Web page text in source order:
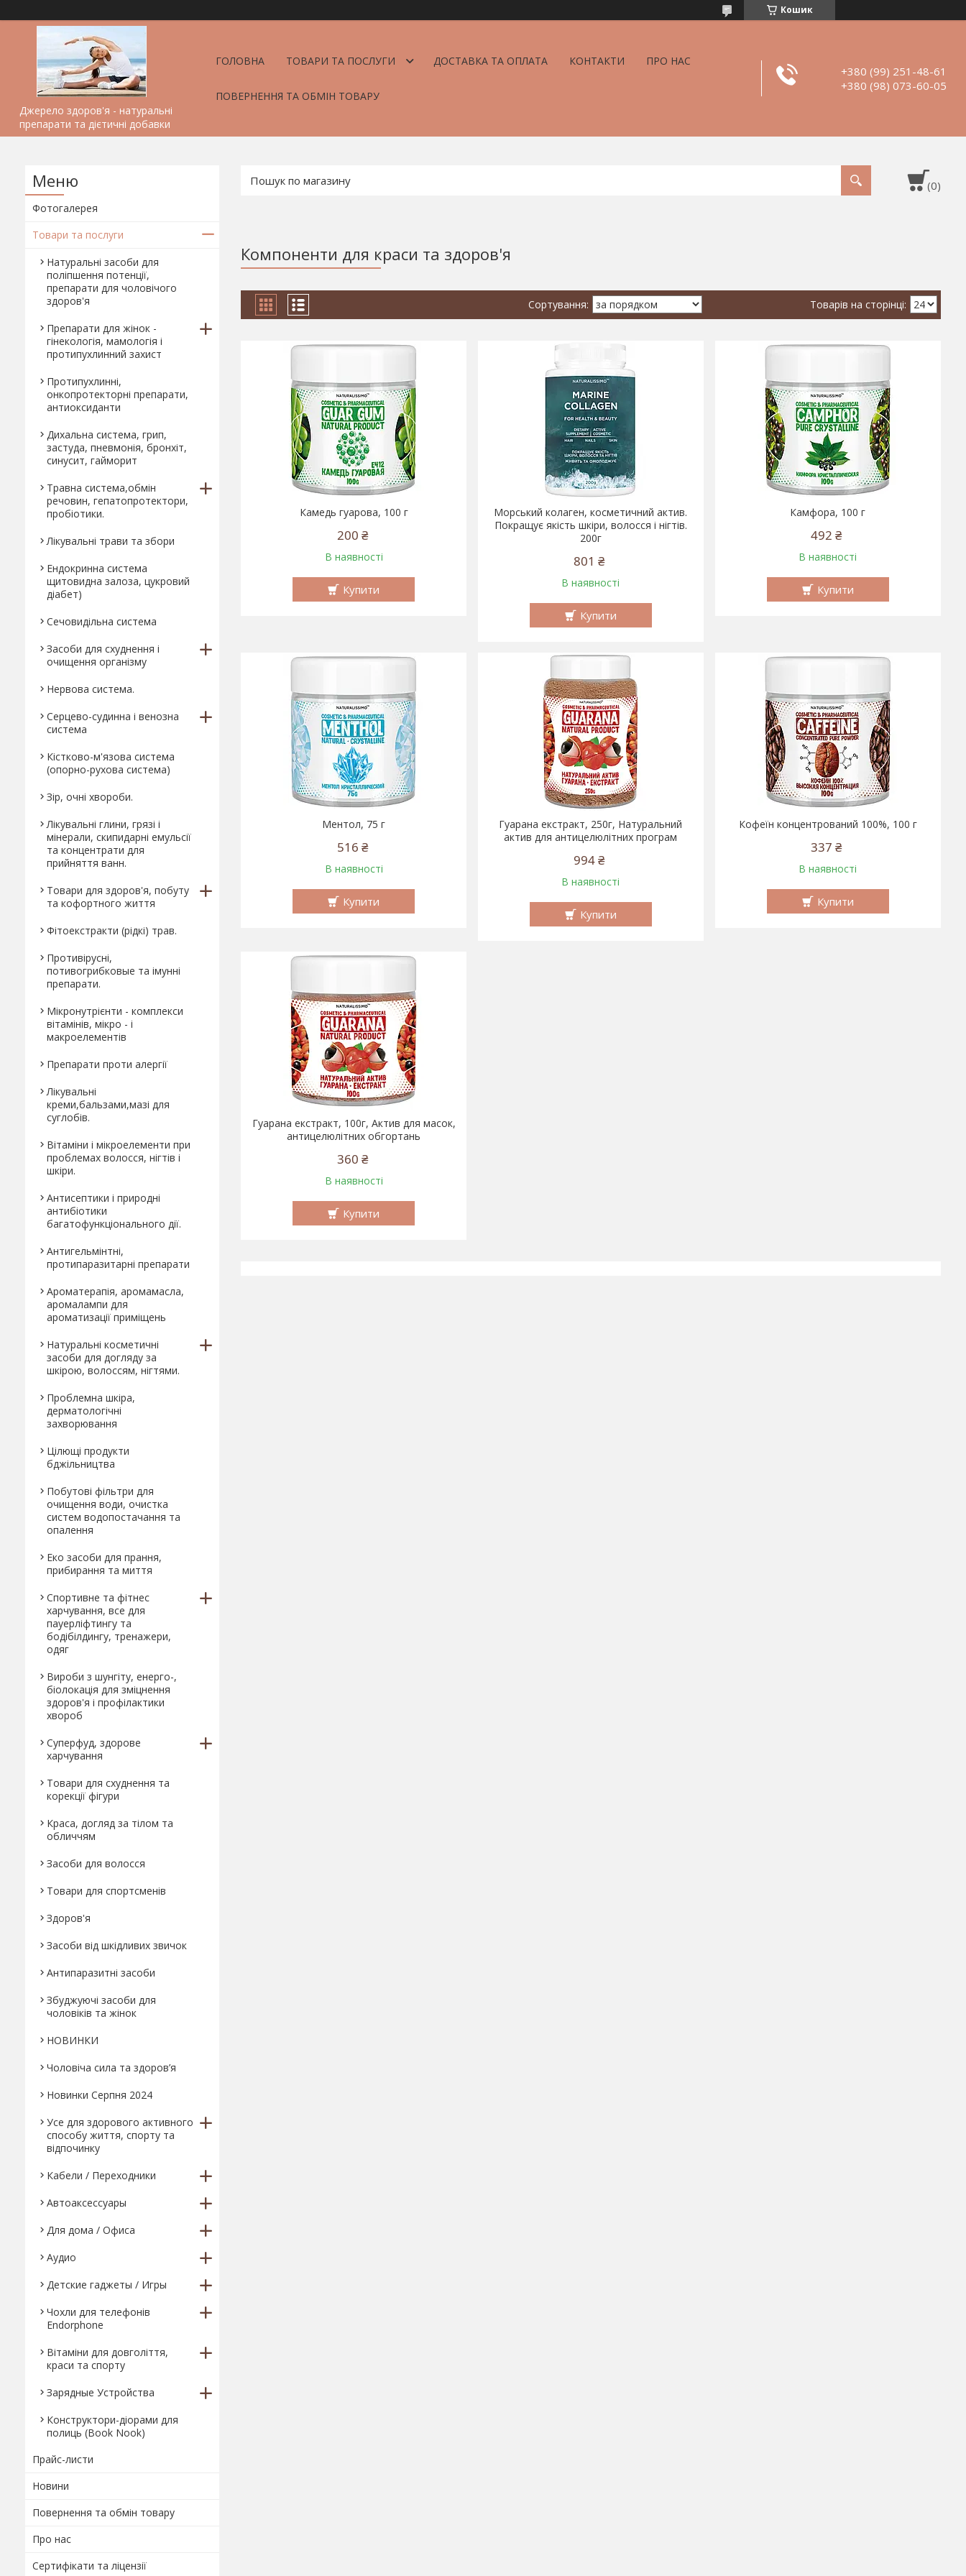
Кошик
Джерело здоров'я - натуральні
препарати та дієтичні добавки
ГОЛОВНА ТОВАРИ ТА ПОСЛУГИ ДОСТАВКА ТА ОПЛАТА КОНТАКТИ ПРО НАС
ПОВЕРНЕННЯ ТА ОБМІН ТОВАРУ
+380 (99) 251-48-61
+380 (98) 073-60-05
Компоненти для краси та здоров'я
Камедь гуарова, 100 г
200 ₴
В наявності
Купити
Морський колаген, косметичний актив.
Покращує якість шкіри, волосся і нігтів.
200г
801 ₴
В наявності
Купити
Камфора, 100 г
492 ₴
В наявності
Купити
Ментол, 75 г
516 ₴
В наявності
Купити
Гуарана екстракт, 250г, Натуральний
актив для антицелюлітних програм
994 ₴
В наявності
Купити
Кофеїн концентрований 100%, 100 г
337 ₴
В наявності
Купити
Гуарана екстракт, 100г, Актив для масок,
антицелюлітних обгортань
360 ₴
В наявності
Купити
Фотогалерея
Товари та послуги
Натуральні засоби для
поліпшення потенції,
препарати для чоловічого
здоров'я
Препарати для жінок -
гінекологія, мамологія і
протипухлинний захист
Протипухлинні,
онкопротекторні препарати,
антиоксиданти
Дихальна система, грип,
застуда, пневмонія, бронхіт,
синусит, гайморит
Травна система,обмін
речовин, гепатопротектори,
пробіотики.
Лікувальні трави та збори
Ендокринна система
щитовидна залоза, цукровий
діабет)
Сечовидільна система
Засоби для схуднення і
очищення організму
Нервова система.
Серцево-судинна і венозна
система
Кістково-м'язова система
(опорно-рухова система)
Зір, очні хвороби.
Лікувальні глини, грязі і
мінерали, скипидарні емульсії
та концентрати для
прийняття ванн.
Товари для здоров'я, побуту
та кофортного життя
Фітоекстракти (рідкі) трав.
Противірусні,
потивогрибковые та імунні
препарати.
Мікронутрієнти - комплекси
вітамінів, мікро - і
макроелементів
Препарати проти алергії
Лікувальні
креми,бальзами,мазі для
суглобів.
Вітаміни і мікроелементи при
проблемах волосся, нігтів і
шкіри.
Антисептики і природні
антибіотики
багатофункціонального дії.
Антигельмінтні,
протипаразитарні препарати
Ароматерапія, аромамасла,
аромалампи для
ароматизації приміщень
Натуральні косметичні
засоби для догляду за
шкірою, волоссям, нігтями.
Проблемна шкіра,
дерматологічні
захворювання
Цілющі продукти
бджільництва
Побутові фільтри для
очищення води, очистка
систем водопостачання та
опалення
Еко засоби для прання,
прибирання та миття
Спортивне та фітнес
харчування, все для
пауерліфтингу та
бодібілдингу, тренажери,
одяг
Вироби з шунгіту, енерго-,
біолокація для зміцнення
здоров'я і профілактики
хвороб
Суперфуд, здорове
харчування
Товари для схуднення та
корекції фігури
Краса, догляд за тілом та
обличчям
Засоби для волосся
Товари для спортсменів
Здоров'я
Засоби від шкідливих звичок
Антипаразитні засоби
Збуджуючі засоби для
чоловіків та жінок
НОВИНКИ
Чоловіча сила та здоров’я
Новинки Серпня 2024
Усе для здорового активного
способу життя, спорту та
відпочинку
Кабели / Переходники
Автоаксессуары
Для дома / Офиса
Аудио
Детские гаджеты / Игры
Чохли для телефонів
Endorphone
Вітаміни для довголіття,
краси та спорту
Зарядные Устройства
Конструктори-діорами для
полиць (Book Nook)
Прайс-листи
Новини
Повернення та обмін товару
Про нас
Сертифікати та ліцензії